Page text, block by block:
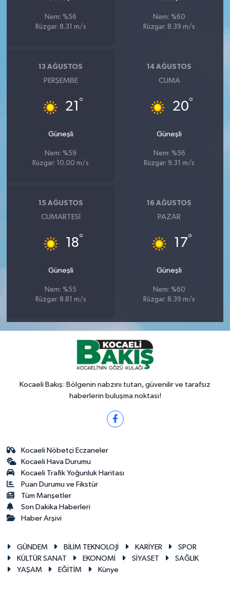
Nem: %56
Rüzgar: 8.31 m/s
Nem: %60
Rüzgar: 8.39 m/s
13 AĞUSTOS
PERŞEMBE
21 °
Güneşli
Nem: %59
Rüzgar: 10.00 m/s
14 AĞUSTOS
CUMA
20°
Güneşli
Nem: %56
Rüzgar: 9.31 m/s
15 AĞUSTOS
CUMARTESI
18°
Güneşli
Nem: %55
Rüzgar: 8.81 m/s
16 AĞUSTOS
PAZAR
17°
Güneşli
Nem: %60
Rüzgar: 8.39 m/s
Kocaeli Bakış: Bölgenin nabzını tutan, güvenilir ve tarafsız
haberlerin buluşma noktası!
Kocaeli Nöbetçi Eczaneler
Kocaeli Hava Durumu
Kocaeli Trafik Yoğunluk Haritası
Puan Durumu ve Fikstür
Tüm Manşetler
Son Dakika Haberleri
Haber Arşivi
GÜNDEM BİLİM TEKNOLOJİ KARİYER
SPOR
KÜLTÜR SANAT
EKONOMİ SİYASET
SAĞLIK
YAŞAM
EĞİTİM Künye